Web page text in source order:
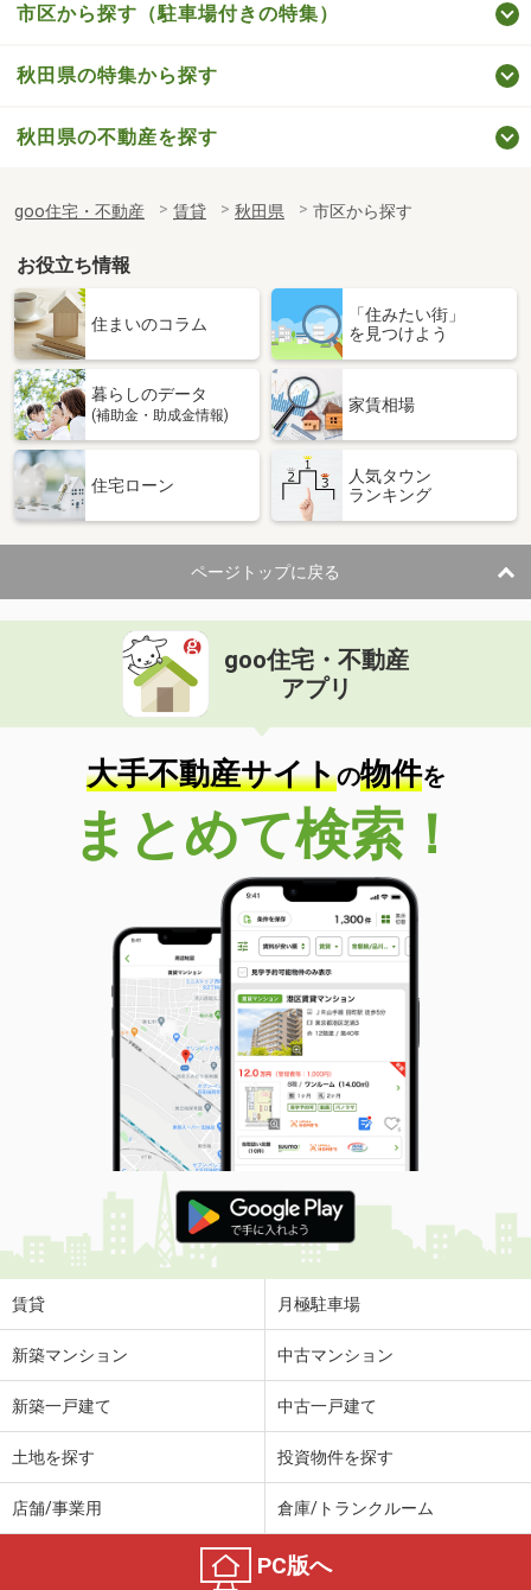
市区から探す（駐車場付きの特集）
秋田県の特集から探す
秋田県の不動産を探す
goo住宅・不動産 賃貸 秋田県 市区から探す
お役立ち情報
住まいのコラム
「住みたい街」
を見つけよう
暮らしのデータ
(補助金・助成金情報)
家賃相場
住宅ローン
人気タウン
ランキング
ページトップに戻る
goo住宅・不動産
アプリ
大手不動産サイトの物件を
まとめて検索！
賃貸 月極駐車場
新築マンション 中古マンション
新築一戸建て 中古一戸建て
土地を探す 投資物件を探す
店舗/事業用 倉庫/トランクルーム
PC版へ